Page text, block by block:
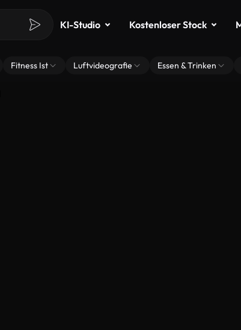
KI-Studio Kostenloser Stock
Fitness Ist Luftvideografie Essen & Trinken